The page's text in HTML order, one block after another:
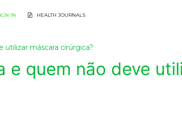
IN HEALTH JOURNALS
utilizar máscara cirúrgica?
e quem não deve